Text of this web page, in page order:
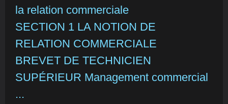
la relation commerciale
SECTION 1 LA NOTION DE
RELATION COMMERCIALE
BREVET DE TECHNICIEN
SUPÉRIEUR Management commercial
...